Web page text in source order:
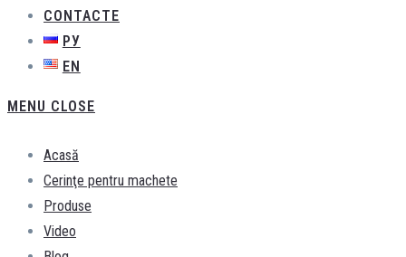
CONTACTE
РУ
EN
MENU CLOSE
Acasă
Cerinţe pentru machete
Produse
Video